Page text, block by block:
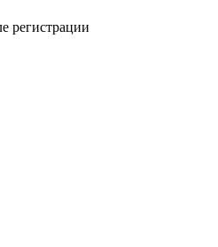
регистрации